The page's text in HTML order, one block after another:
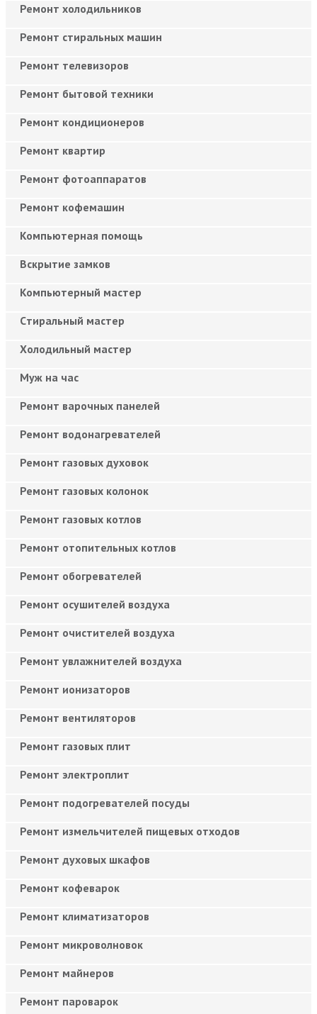
Ремонт холодильников
Ремонт стиральных машин
Ремонт телевизоров
Ремонт бытовой техники
Ремонт кондиционеров
Ремонт квартир
Ремонт фотоаппаратов
Ремонт кофемашин
Компьютерная помощь
Вскрытие замков
Компьютерный мастер
Cтиральный мастер
Холодильный мастер
Муж на час
Ремонт варочных панелей
Ремонт водонагревателей
Ремонт газовых духовок
Ремонт газовых колонок
Ремонт газовых котлов
Ремонт отопительных котлов
Ремонт обогревателей
Ремонт осушителей воздуха
Ремонт очистителей воздуха
Ремонт увлажнителей воздуха
Ремонт ионизаторов
Ремонт вентиляторов
Ремонт газовых плит
Ремонт электроплит
Ремонт подогревателей посуды
Ремонт измельчителей пищевых отходов
Ремонт духовых шкафов
Ремонт кофеварок
Ремонт климатизаторов
Ремонт микроволновок
Ремонт майнеров
Ремонт пароварок